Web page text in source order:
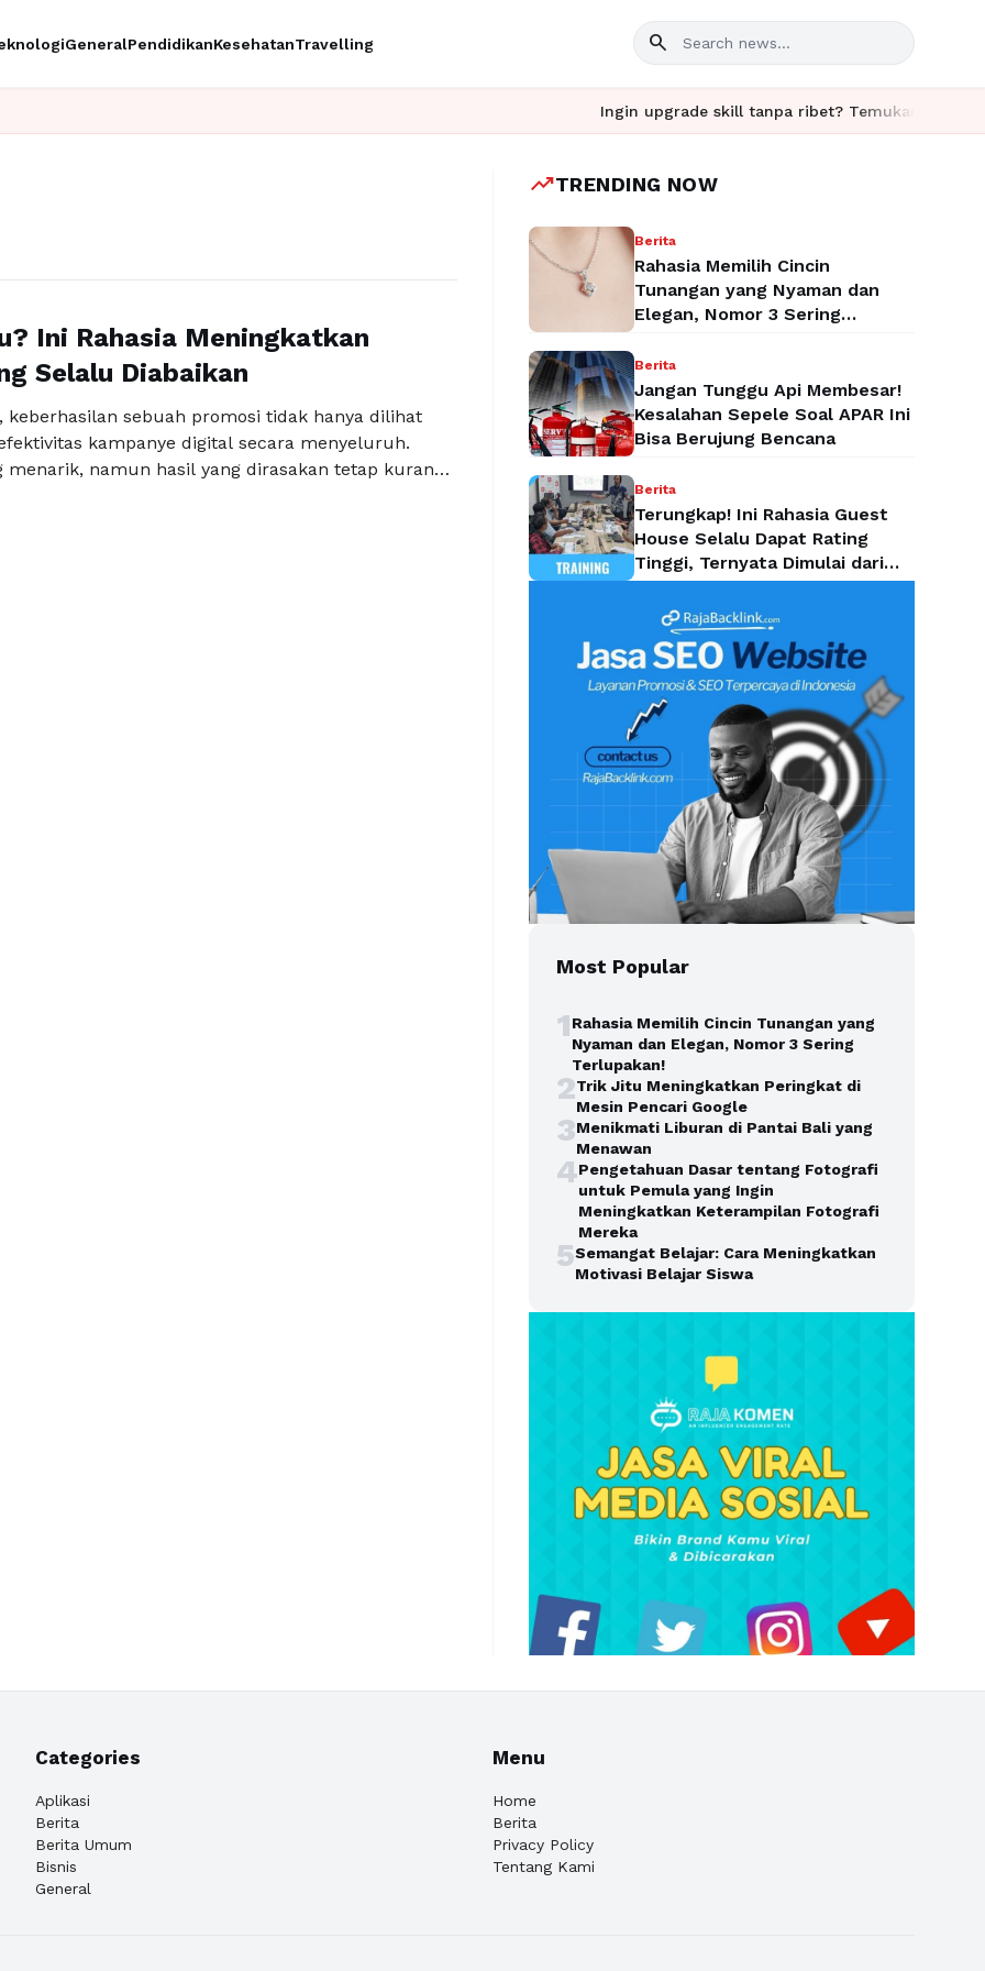
GeneralPendidikanKesehatanTravelling search
Ingin upgrade skill tanpa ribet? Temukan kelas seru
Ini Rahasia Meningkatkan
Selalu Diabaikan
sebuah promosi tidak hanya dilihat
kampanye digital secara menyeluruh.
namun hasil yang dirasakan tetap kurang
kurang relevan, atau media yang dipilih tidak
trending_upTRENDING NOW
Berita
Rahasia Memilih Cincin
Tunangan yang Nyaman dan
Elegan, Nomor 3 Sering
Berita
Jangan Tunggu Api Membesar!
Kesalahan Sepele Soal APAR Ini
Bisa Berujung Bencana
Berita
Terungkap! Ini Rahasia Guest
House Selalu Dapat Rating
Tinggi, Ternyata Dimulai dari
Housekeeping
Most Popular
1Rahasia Memilih Cincin Tunangan yang
Nyaman dan Elegan, Nomor 3 Sering
Terlupakan!
2Trik Jitu Meningkatkan Peringkat di
Mesin Pencari Google
3Menikmati Liburan di Pantai Bali yang
Menawan
4Pengetahuan Dasar tentang Fotografi
untuk Pemula yang Ingin
Meningkatkan Keterampilan Fotografi
Mereka
5Semangat Belajar: Cara Meningkatkan
Motivasi Belajar Siswa
Categories
Aplikasi
Berita
Berita Umum
Bisnis
General
Menu
Home
Berita
Privacy Policy
Tentang Kami